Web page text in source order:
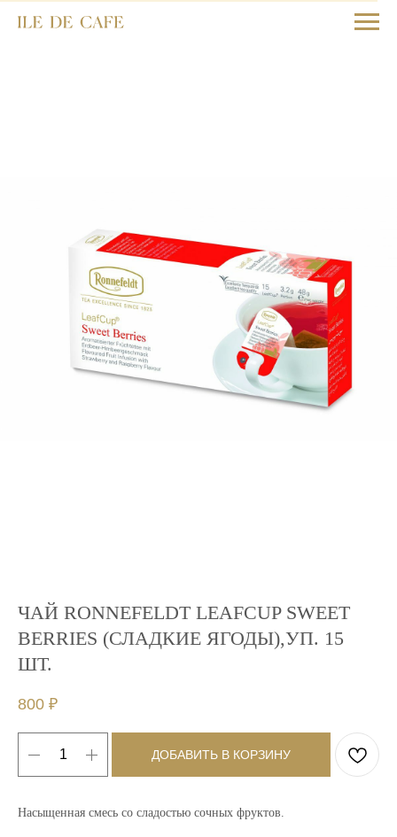
ЧАЙ RONNEFELDT LEAFCUP SWEET
BERRIES (СЛАДКИЕ ЯГОДЫ),УП. 15
ШТ.
800 ₽
ДОБАВИТЬ В КОРЗИНУ
Насыщенная смесь со сладостью сочных фруктов.